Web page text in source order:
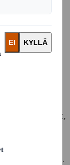
edeltäjien
marjat,